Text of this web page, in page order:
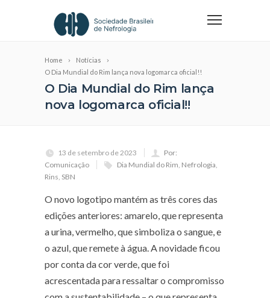
Home
Notícias
O Dia Mundial do Rim lança nova logomarca oficial!!
O Dia Mundial do Rim lança
nova logomarca oficial!!
13 de setembro de 2023
Por:
Comunicação
Dia Mundial do Rim, Nefrologia,
Rins, SBN
O novo logotipo mantém as três cores das
edições anteriores: amarelo, que representa
a urina, vermelho, que simboliza o sangue, e
o azul, que remete à água. A novidade ficou
por conta da cor verde, que foi
acrescentada para ressaltar o compromisso